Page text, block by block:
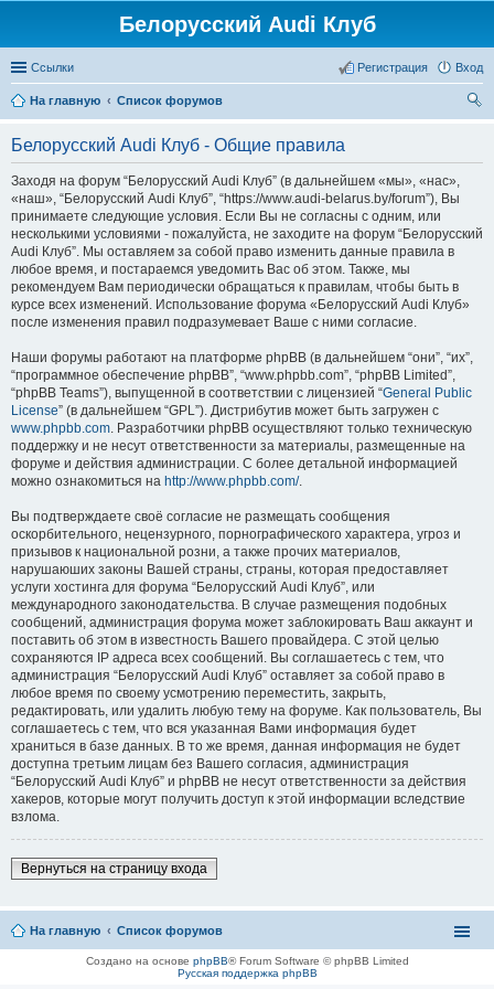
Белорусский Audi Клуб
Ссылки Вход
Регистрация
На главную
Список форумов
Белорусский Audi Клуб - Общие правила
Заходя на форум “Белорусский Audi Клуб” (в дальнейшем «мы», «нас»,
«наш», “Белорусский Audi Клуб”, “https://www.audi-belarus.by/forum”), Вы
принимаете следующие условия. Если Вы не согласны с одним, или
несколькими условиями - пожалуйста, не заходите на форум “Белорусский
Audi Клуб”. Мы оставляем за собой право изменить данные правила в
любое время, и постараемся уведомить Вас об этом. Также, мы
рекомендуем Вам периодически обращаться к правилам, чтобы быть в
курсе всех изменений. Использование форума «Белорусский Audi Клуб»
после изменения правил подразумевает Ваше с ними согласие.
Наши форумы работают на платформе phpBB (в дальнейшем “они”, “их”,
“программное обеспечение phpBB”, “www.phpbb.com”, “phpBB Limited”,
“phpBB Teams”), выпущенной в соответствии с лицензией “General Public
License” (в дальнейшем “GPL”). Дистрибутив может быть загружен с
www.phpbb.com. Разработчики phpBB осуществляют только техническую
поддержку и не несут ответственности за материалы, размещенные на
форуме и действия администрации. С более детальной информацией
можно ознакомиться на http://www.phpbb.com/.
Вы подтверждаете своё согласие не размещать сообщения
оскорбительного, нецензурного, порнографического характера, угроз и
призывов к национальной розни, а также прочих материалов,
нарушаюших законы Вашей страны, страны, которая предоставляет
услуги хостинга для форума “Белорусский Audi Клуб”, или
международного законодательства. В случае размещения подобных
сообщений, администрация форума может заблокировать Ваш аккаунт и
поставить об этом в известность Вашего провайдера. С этой целью
сохраняются IP адреса всех сообщений. Вы соглашаетесь с тем, что
администрация “Белорусский Audi Клуб” оставляет за собой право в
любое время по своему усмотрению переместить, закрыть,
редактировать, или удалить любую тему на форуме. Как пользователь, Вы
соглашаетесь с тем, что вся указанная Вами информация будет
храниться в базе данных. В то же время, данная информация не будет
доступна третьим лицам без Вашего согласия, администрация
“Белорусский Audi Клуб” и phpBB не несут ответственности за действия
хакеров, которые могут получить доступ к этой информации вследствие
взлома.
Вернуться на страницу входа
На главную Список форумов
Создано на основе phpBB® Forum Software © phpBB Limited
Русская поддержка phpBB